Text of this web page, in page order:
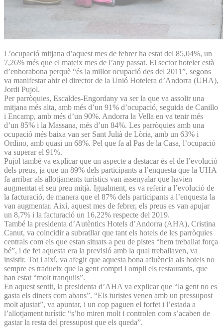
L’ocupació mitjana d’aquest mes de febrer ha estat del 85,04%, un
7,26% més que el mateix mes de l’any passat. El sector hoteler està
d’enhorabona perquè “és la millor ocupació des del 2011”, segons
va manifestar ahir el director de la Unió Hotelera d’Andorra (UHA),
Jordi Pujol.
Per parròquies, Escaldes-Engordany va ser la que va assolir una
mitjana més alta, amb més d’un 91% d’ocupació, seguida de Canillo
i Encamp, amb més d’un 90%. Andorra la Vella en va tenir més
d’un 85% i la Massana, més d’un 84%. Les parròquies amb una
ocupació més baixa van ser Sant Julià de Lòria, amb un 63% i
Ordino, amb quasi un 68%. Pel que fa al Pas de la Casa, l’ocupació
va superar el 91%.
Pujol també va explicar que un aspecte a destacar és el de l’evolució
dels preus, ja que un 89% dels participants a l’enquesta que la UHA
fa arribar als allotjaments turístics van assenyalar que havien
augmentat el seu preu mitjà. Igualment, es va referir a l’evolució de
la facturació, de manera que el 87% dels participants a l’enquesta la
van augmentar. Així, aquest mes de febrer, els preus es van apujar
un 8,7% i la facturació un 16,22% respecte del 2019.
També la presidenta d’Autèntics Hotels d’Andorra (AHA), Cristina
Canut, va coincidir a subratllar que tant els hotels de les parròquies
centrals com els que estan situats a peu de pistes “hem treballat força
bé”, i de fet aquesta era la previsió amb la qual treballaven, va
insistir. Tot i així, va afegir que aquesta bona afluència als hotels no
sempre es tradueix que la gent compri i ompli els restaurants, que
han estat “molt tranquils”.
En aquest sentit, la presidenta d’AHA va explicar que “la gent no es
gasta els diners com abans”. “Els turistes venen amb un pressupost
molt ajustat”, va apuntar, i un cop paguen el forfet i l’estada a
l’allotjament turístic “s’ho miren molt i controlen com s’acaben de
gastar la resta del pressupost que els queda”.